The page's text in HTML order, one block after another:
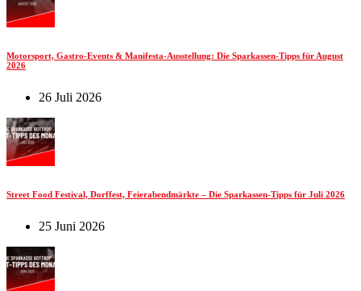
Motorsport, Gastro-Events & Manifesta-Ausstellung: Die Sparkassen-Tipps für August
2026
26 Juli 2026
Street Food Festival, Dorffest, Feierabendmärkte – Die Sparkassen-Tipps für Juli 2026
25 Juni 2026